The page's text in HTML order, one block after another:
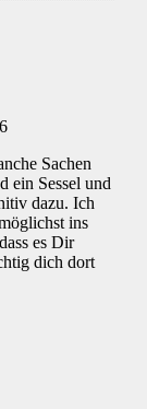
Sachen
ein Sessel und
dazu. Ich
ins
es Dir
dich dort